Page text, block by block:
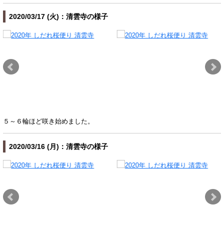
2020/03/17 (火)：清雲寺の様子
５～６輪ほど咲き始めました。
2020/03/16 (月)：清雲寺の様子